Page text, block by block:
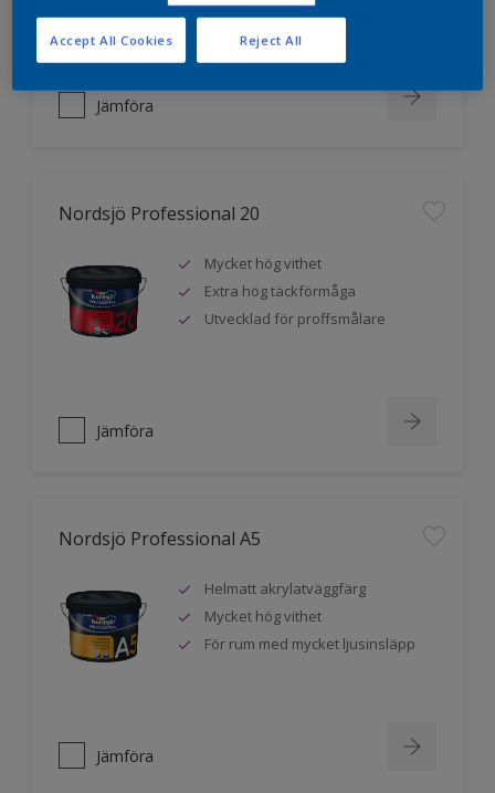
Utmärkt täckförmåga
Jämföra
Nordsjö Professional 20
Mycket hög vithet
Extra hög täckförmåga
Utvecklad för proffsmålare
Jämföra
Nordsjö Professional A5
Helmatt akrylatväggfärg
Mycket hög vithet
För rum med mycket ljusinsläpp
Jämföra
Reject All
Accept All Cookies